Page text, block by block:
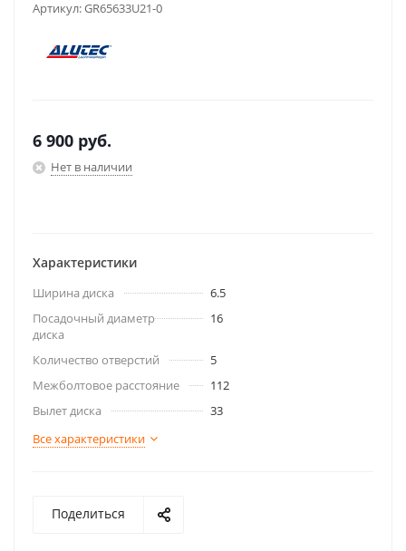
Артикул:GR65633U21-0
6 900 руб.
Нет в наличии
Характеристики
Ширина диска
6.5
Посадочный диаметр
диска
16
Количество отверстий
5
Межболтовое расстояние
112
Вылет диска
33
Все характеристики
Поделиться